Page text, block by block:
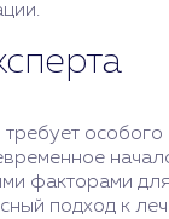
требует
факторами
подход к